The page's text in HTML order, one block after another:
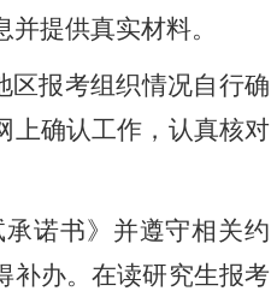
提供真实材料。
区报考组织情况自行确
上确认工作，认真核对
诺书》并遵守相关约
补办。在读研究生报考